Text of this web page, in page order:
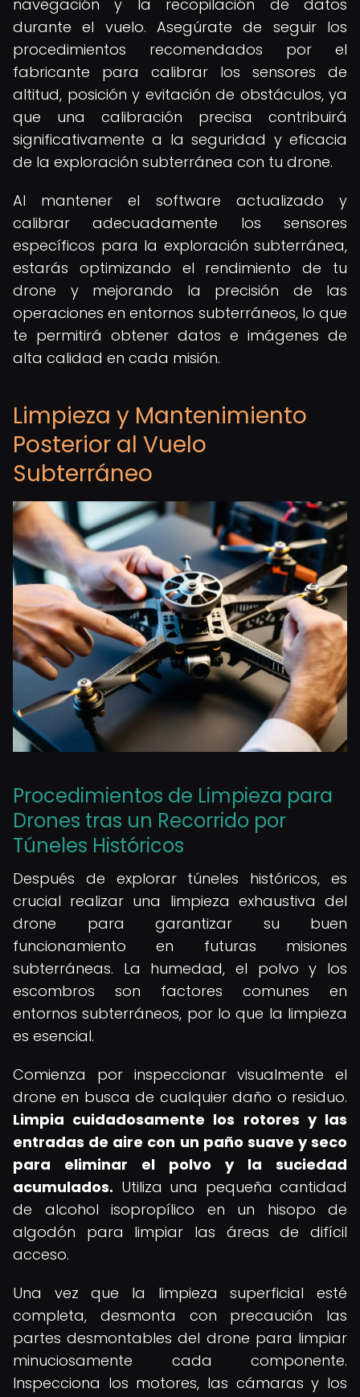
navegación y la recopilación de datos
durante el vuelo. Asegúrate de seguir los
procedimientos recomendados por el
fabricante para calibrar los sensores de
altitud, posición y evitación de obstáculos, ya
que una calibración precisa contribuirá
significativamente a la seguridad y eficacia
de la exploración subterránea con tu drone.
Al mantener el software actualizado y
calibrar adecuadamente los sensores
específicos para la exploración subterránea,
estarás optimizando el rendimiento de tu
drone y mejorando la precisión de las
operaciones en entornos subterráneos, lo que
te permitirá obtener datos e imágenes de
alta calidad en cada misión.
Limpieza y Mantenimiento
Posterior al Vuelo
Subterráneo
Procedimientos de Limpieza para
Drones tras un Recorrido por
Túneles Históricos
Después de explorar túneles históricos, es
crucial realizar una limpieza exhaustiva del
drone para garantizar su buen
funcionamiento en futuras misiones
subterráneas. La humedad, el polvo y los
escombros son factores comunes en
entornos subterráneos, por lo que la limpieza
es esencial.
Comienza por inspeccionar visualmente el
drone en busca de cualquier daño o residuo.
Limpia cuidadosamente los rotores y las
entradas de aire con un paño suave y seco
para eliminar el polvo y la suciedad
acumulados. Utiliza una pequeña cantidad
de alcohol isopropílico en un hisopo de
algodón para limpiar las áreas de difícil
acceso.
Una vez que la limpieza superficial esté
completa, desmonta con precaución las
partes desmontables del drone para limpiar
minuciosamente cada componente.
Inspecciona los motores, las cámaras y los